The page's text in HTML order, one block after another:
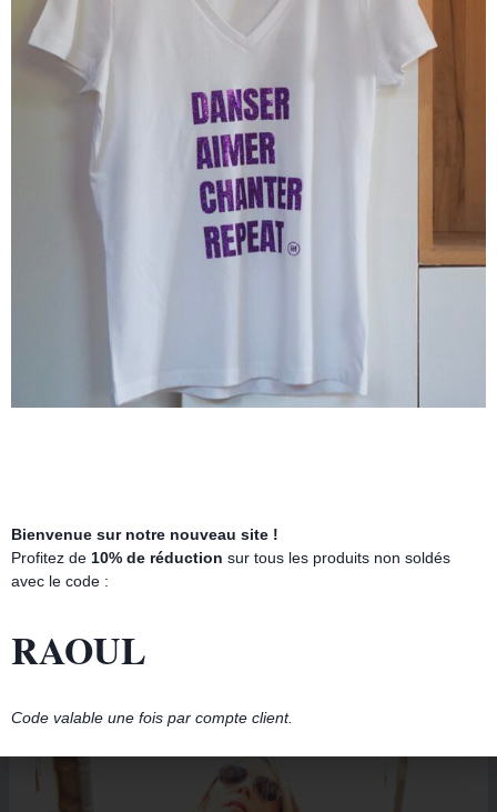
T-Shirt Col V CARRIE & MR.BIG Blanc / Gold
39.00€
Bienvenue sur notre nouveau site !
Profitez de 10% de réduction sur tous les produits non soldés
avec le code :
RAOUL
Code valable une fois par compte client.